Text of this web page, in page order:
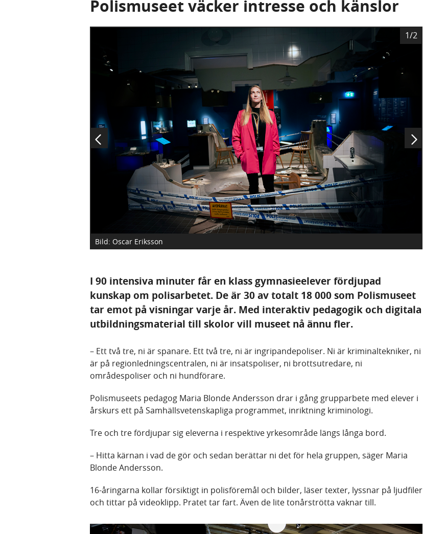
Polismuseet väcker intresse och känslor
B
i
1/2
Bild: Oscar Eriksson
I 90 intensiva minuter får en klass gymnasieelever fördjupad
kunskap om polisarbetet. De är 30 av totalt 18 000 som Polismuseet
tar emot på visningar varje år. Med interaktiv pedagogik och digitala
utbildningsmaterial till skolor vill museet nå ännu fler.
– Ett två tre, ni är spanare. Ett två tre, ni är ingripandepoliser. Ni är kriminaltekniker, ni
är på regionledningscentralen, ni är insatspoliser, ni brottsutredare, ni
områdespoliser och ni hundförare.
Polismuseets pedagog Maria Blonde Andersson drar i gång grupparbete med elever i
årskurs ett på Samhällsvetenskapliga programmet, inriktning kriminologi.
Tre och tre fördjupar sig eleverna i respektive yrkesområde längs långa bord.
– Hitta kärnan i vad de gör och sedan berättar ni det för hela gruppen, säger Maria
Blonde Andersson.
16-åringarna kollar försiktigt in polisföremål och bilder, läser texter, lyssnar på ljudfiler
och tittar på videoklipp. Pratet tar fart. Även de lite tonårströtta vaknar till.